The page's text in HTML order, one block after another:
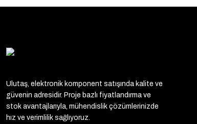
Ulutaş, elektronik komponent satışında kalite ve
güvenin adresidir. Proje bazlı fiyatlandırma ve
stok avantajlarıyla, mühendislik çözümlerinizde
hız ve verimlilik sağlıyoruz.